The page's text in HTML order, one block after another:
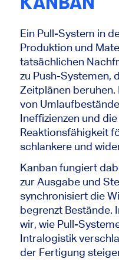
Ein Pull-System in
Produktion und
tatsächlichen
zu Push-Systemen,
Zeitplänen beruhen.
von
Ineffizienzen und
Reaktionsfähigkeit
schlankere und
Kanban fungiert
zur Ausgabe und
synchronisiert die
begrenzt Bestände.
wir, wie Pull-
Intralogistik
der Fertigung